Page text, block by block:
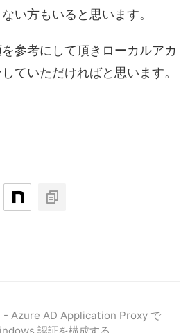
い方もいると思います。
参考にして頂きローカルアカ
ていただければと思います。
- Azure AD Application Proxy で